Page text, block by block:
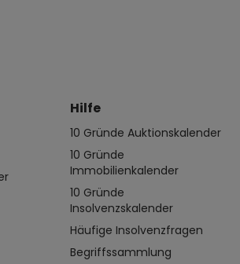
Hilfe
10 Gründe Auktionskalender
10 Gründe
Immobilienkalender
10 Gründe
Insolvenzskalender
Häufige Insolvenzfragen
Begriffssammlung